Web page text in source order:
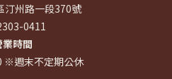
汀州路一段370號
0411
業時間
※週末不定期公休